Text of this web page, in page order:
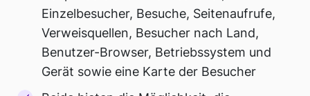
Einzelbesucher, Besuche, Seitenaufrufe,
Verweisquellen, Besucher nach Land,
Benutzer-Browser, Betriebssystem und
Gerät sowie eine Karte der Besucher